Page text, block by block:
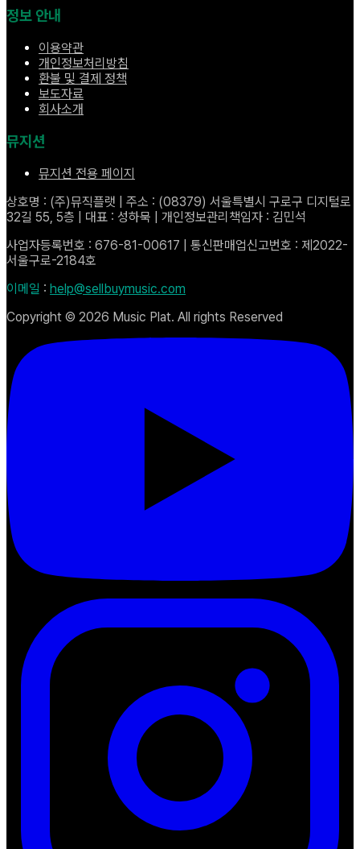
정보 안내
이용약관
개인정보처리방침
환불 및 결제 정책
보도자료
회사소개
뮤지션
뮤지션 전용 페이지
상호명 : (주)뮤직플랫 | 주소 : (08379) 서울특별시 구로구 디지털로
32길 55, 5층 | 대표 : 성하묵 | 개인정보관리책임자 : 김민석
사업자등록번호 : 676-81-00617 | 통신판매업신고번호 : 제2022-
서울구로-2184호
이메일 : help@sellbuymusic.com
Copyright © 2026 Music Plat. All rights Reserved